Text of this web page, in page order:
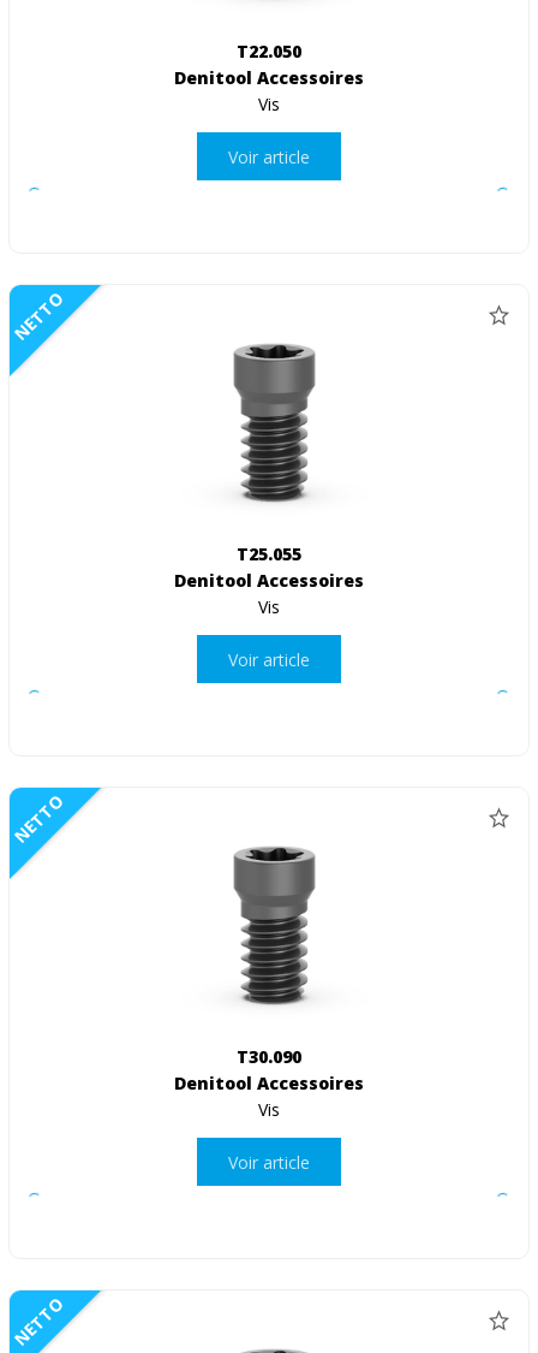
T22.050
Denitool Accessoires
Vis
Voir article
NETTO
T25.055
Denitool Accessoires
Vis
Voir article
NETTO
T30.090
Denitool Accessoires
Vis
Voir article
NETTO